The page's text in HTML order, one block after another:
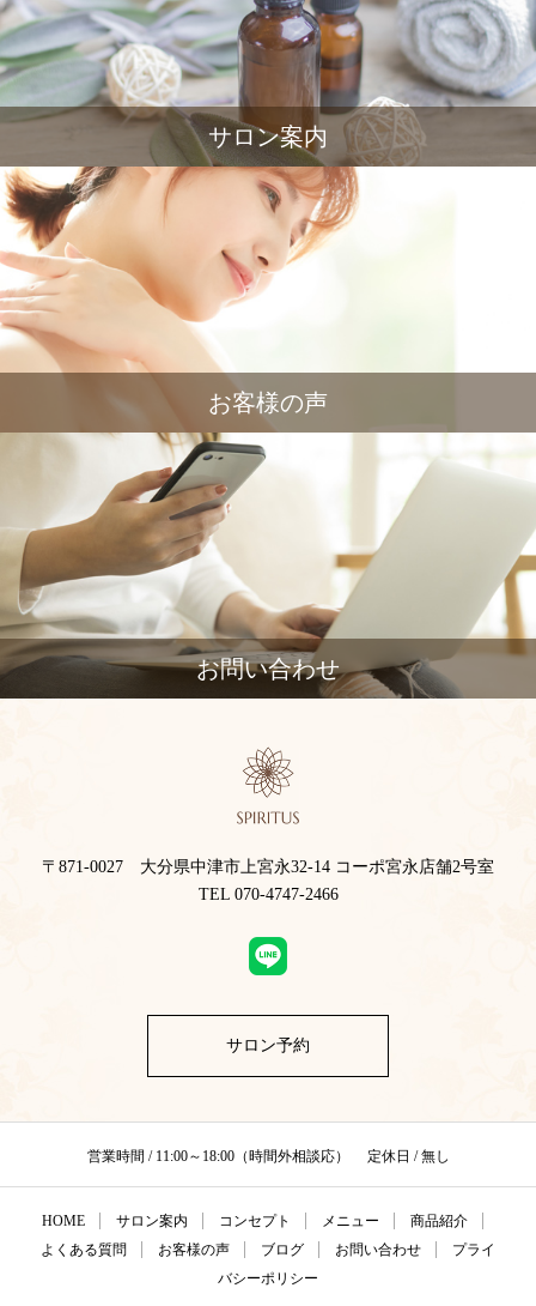
サロン案内
お客様の声
お問い合わせ
〒871-0027 大分県中津市上宮永32-14 コーポ宮永店舗2号室
TEL 070-4747-2466
サロン予約
営業時間 / 11:00～18:00（時間外相談応） 定休日 / 無し
HOME サロン案内 コンセプト メニュー
商品紹介
よくある質問
お客様の声 ブログ お問い合わせ
プライ
バシーポリシー